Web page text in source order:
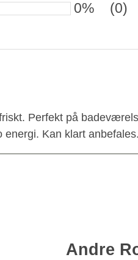
0%
(0)
Perfekt på
Kan klart anbefales.
Andre